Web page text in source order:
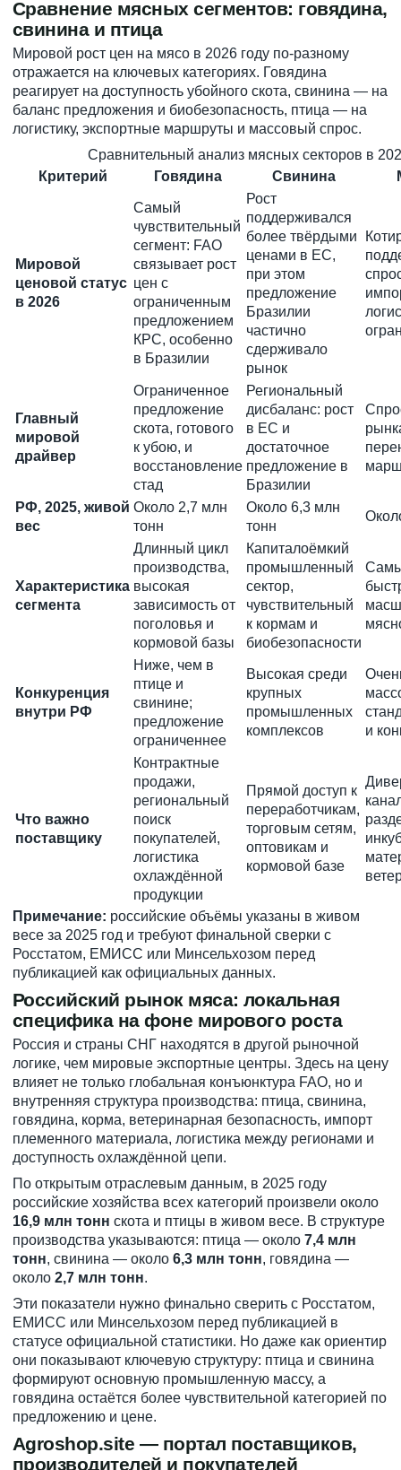
Сравнение мясных сегментов: говядина,
свинина и птица
Мировой рост цен на мясо в 2026 году по-разному
отражается на ключевых категориях. Говядина
реагирует на доступность убойного скота, свинина — на
баланс предложения и биобезопасность, птица — на
логистику, экспортные маршруты и массовый спрос.
Сравнительный анализ мясных секторов в
Критерий
Говядина Свинина
Мировой
ценовой статус
в 2026
Самый
чувствительный
сегмент: FAO
связывает рост
цен с
ограниченным
предложением
КРС, особенно
в Бразилии
Рост
поддерживался
более твёрдыми
ценами в ЕС,
при этом
предложение
Бразилии
частично
сдерживало
рынок
Главный
мировой
драйвер
Ограниченное
предложение
скота, готового
к убою, и
восстановление
стад
Региональный
дисбаланс: рост
в ЕС и
достаточное
предложение в
Бразилии
РФ, 2025, живой
вес
Около 2,7 млн
тонн
Около 6,3 млн
тонн
Характеристика
сегмента
Длинный цикл
производства,
высокая
зависимость от
поголовья и
кормовой базы
Капиталоёмкий
промышленный
сектор,
чувствительный
к кормам и
биобезопасности
Конкуренция
внутри РФ
Ниже, чем в
птице и
свинине;
предложение
ограниченнее
Высокая среди
крупных
промышленных
комплексов
и
Что важно
поставщику
Контрактные
продажи,
региональный
поиск
покупателей,
логистика
охлаждённой
продукции
Прямой доступ к
переработчикам,
торговым сетям,
оптовикам и
кормовой базе
Примечание: российские объёмы указаны в живом
весе за 2025 год и требуют финальной сверки с
Росстатом, ЕМИСС или Минсельхозом перед
публикацией как официальных данных.
Российский рынок мяса: локальная
специфика на фоне мирового роста
Россия и страны СНГ находятся в другой рыночной
логике, чем мировые экспортные центры. Здесь на цену
влияет не только глобальная конъюнктура FAO, но и
внутренняя структура производства: птица, свинина,
говядина, корма, ветеринарная безопасность, импорт
племенного материала, логистика между регионами и
доступность охлаждённой цепи.
По открытым отраслевым данным, в 2025 году
российские хозяйства всех категорий произвели около
16,9 млн тонн скота и птицы в живом весе. В структуре
производства указываются: птица — около 7,4 млн
тонн, свинина — около 6,3 млн тонн, говядина —
около 2,7 млн тонн.
Эти показатели нужно финально сверить с Росстатом,
ЕМИСС или Минсельхозом перед публикацией в
статусе официальной статистики. Но даже как ориентир
они показывают ключевую структуру: птица и свинина
формируют основную промышленную массу, а
говядина остаётся более чувствительной категорией по
предложению и цене.
Agroshop.site — портал поставщиков,
производителей и покупателей